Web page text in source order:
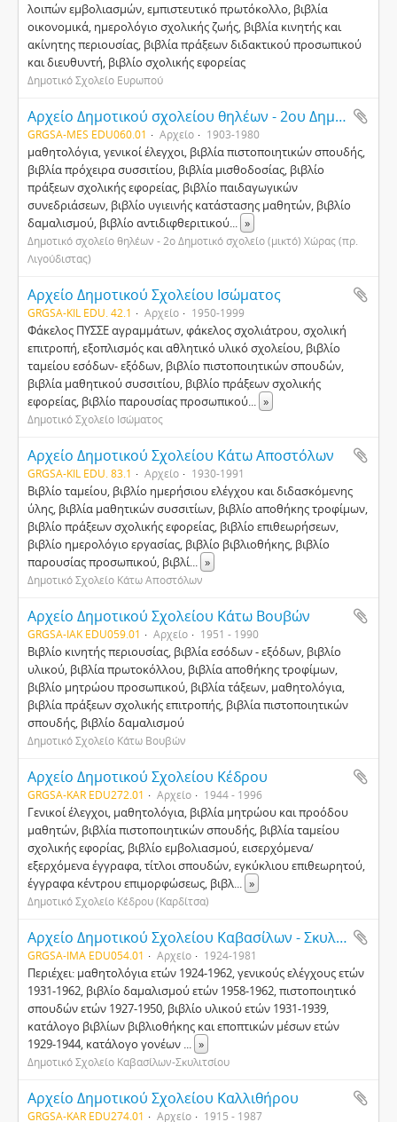
λοιπών εμβολιασμών, εμπιστευτικό πρωτόκολλο, βιβλία
οικονομικά, ημερολόγιο σχολικής ζωής, βιβλία κινητής και
ακίνητης περιουσίας, βιβλία πράξεων διδακτικού προσωπικού
και διευθυντή, βιβλίο σχολικής εφορείας
Δημοτικό Σχολείο Ευρωπού
Αρχείο Δημοτικού σχολείου θηλέων - 2ου Δημοτικού σχολείου (μικτού) Χώρας (πρ. Λιγούδιστας)
GRGSA-MES EDU060.01 Αρχείο 1903-1980
μαθητολόγια, γενικοί έλεγχοι, βιβλία πιστοποιητικών σπουδής,
βιβλία πρόχειρα συσσιτίου, βιβλία μισθοδοσίας, βιβλίο
πράξεων σχολικής εφορείας, βιβλίο παιδαγωγικών
συνεδριάσεων, βιβλίο υγιεινής κατάστασης μαθητών, βιβλίο
δαμαλισμού, βιβλίο αντιδιφθεριτικού... »
Δημοτικό σχολείο θηλέων - 2ο Δημοτικό σχολείο (μικτό) Χώρας (πρ.
Λιγούδιστας)
Αρχείο Δημοτικού Σχολείου Ισώματος
GRGSA-KIL EDU. 42.1 Αρχείο 1950-1999
Φάκελος ΠΥΣΣΕ αγραμμάτων, φάκελος σχολιάτρου, σχολική
επιτροπή, εξοπλισμός και αθλητικό υλικό σχολείου, βιβλίο
ταμείου εσόδων- εξόδων, βιβλίο πιστοποιητικών σπουδών,
βιβλία μαθητικού συσσιτίου, βιβλίο πράξεων σχολικής
εφορείας, βιβλίο παρουσίας προσωπικού... »
Δημοτικό Σχολείο Ισώματος
Αρχείο Δημοτικού Σχολείου Κάτω Αποστόλων
GRGSA-KIL EDU. 83.1 Αρχείο 1930-1991
Βιβλίο ταμείου, βιβλίο ημερήσιου ελέγχου και διδασκόμενης
ύλης, βιβλία μαθητικών συσσιτίων, βιβλίο αποθήκης τροφίμων,
βιβλίο πράξεων σχολικής εφορείας, βιβλίο επιθεωρήσεων,
βιβλίο ημερολόγιο εργασίας, βιβλίο βιβλιοθήκης, βιβλίο
παρουσίας προσωπικού, βιβλί... »
Δημοτικό Σχολείο Κάτω Αποστόλων
Αρχείο Δημοτικού Σχολείου Κάτω Βουβών
GRGSA-IAK EDU059.01 Αρχείο 1951 - 1990
Βιβλίο κινητής περιουσίας, βιβλία εσόδων - εξόδων, βιβλίο
υλικού, βιβλία πρωτοκόλλου, βιβλία αποθήκης τροφίμων,
βιβλίο μητρώου προσωπικού, βιβλία τάξεων, μαθητολόγια,
βιβλία πράξεων σχολικής επιτροπής, βιβλία πιστοποιητικών
σπουδής, βιβλίο δαμαλισμού
Δημοτικό Σχολείο Κάτω Βουβών
Αρχείο Δημοτικού Σχολείου Κέδρου
GRGSA-KAR EDU272.01 Αρχείο 1944 - 1996
Γενικοί έλεγχοι, μαθητολόγια, βιβλία μητρώου και προόδου
μαθητών, βιβλία πιστοποιητικών σπουδής, βιβλία ταμείου
σχολικής εφορίας, βιβλίο εμβολιασμού, εισερχόμενα/
εξερχόμενα έγγραφα, τίτλοι σπουδών, εγκύκλιου επιθεωρητού,
έγγραφα κέντρου επιμορφώσεως, βιβλ... »
Δημοτικό Σχολείο Κέδρου (Καρδίτσα)
Αρχείο Δημοτικού Σχολείου Καβασίλων - Σκυλιτσίου
GRGSA-IMA EDU054.01 Αρχείο 1924-1981
Περιέχει: μαθητολόγια ετών 1924-1962, γενικούς ελέγχους ετών
1931-1962, βιβλίο δαμαλισμού ετών 1958-1962, πιστοποιητικό
σπουδών ετών 1927-1950, βιβλίο υλικού ετών 1931-1939,
κατάλογο βιβλίων βιβλιοθήκης και εποπτικών μέσων ετών
1929-1944, κατάλογο γονέων ... »
Δημοτικό Σχολείο Καβασίλων-Σκυλιτσίου
Αρχείο Δημοτικού Σχολείου Καλλιθήρου
GRGSA-KAR EDU274.01 Αρχείο 1915 - 1987